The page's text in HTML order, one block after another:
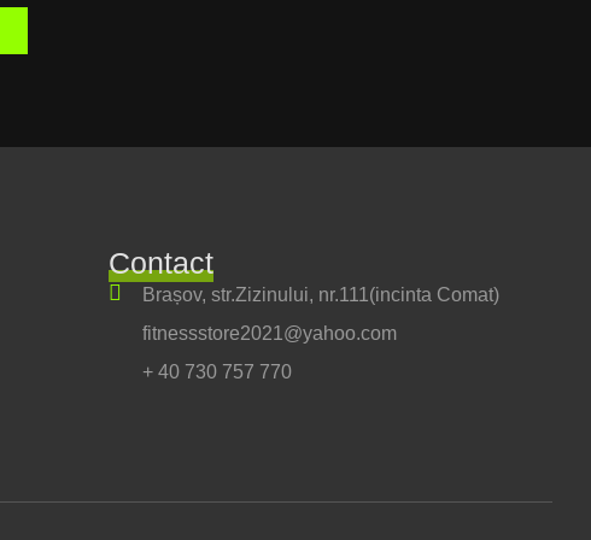
Contact
Brașov, str.Zizinului, nr.111(incinta Comat)
fitnessstore2021@yahoo.com
+ 40 730 757 770